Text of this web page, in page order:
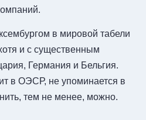
в мировой табели
и с существенным
Германия и Бельгия.
в ОЭСР, не упоминается в
тем не менее, можно.